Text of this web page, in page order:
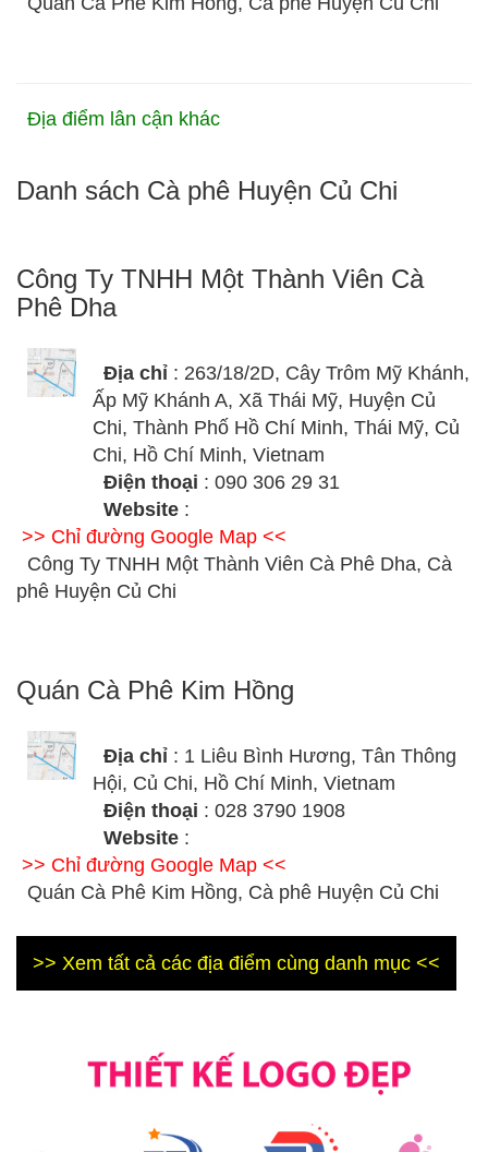
Địa điểm lân cận khác
Danh sách Cà phê Huyện Củ Chi
Công Ty TNHH Một Thành Viên Cà
Phê Dha
Địa chỉ : 263/18/2D, Cây Trôm Mỹ Khánh,
Ấp Mỹ Khánh A, Xã Thái Mỹ, Huyện Củ
Chi, Thành Phố Hồ Chí Minh, Thái Mỹ, Củ
Chi, Hồ Chí Minh, Vietnam
Điện thoại : 090 306 29 31
Website :
>> Chỉ đường Google Map <<
Công Ty TNHH Một Thành Viên Cà Phê Dha, Cà
phê Huyện Củ Chi
Quán Cà Phê Kim Hồng
Địa chỉ : 1 Liêu Bình Hương, Tân Thông
Hội, Củ Chi, Hồ Chí Minh, Vietnam
Điện thoại : 028 3790 1908
Website :
>> Chỉ đường Google Map <<
Quán Cà Phê Kim Hồng, Cà phê Huyện Củ Chi
>> Xem tất cả các địa điểm cùng danh mục <<